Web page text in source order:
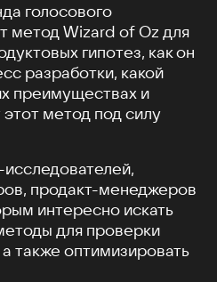
голосового
метод Wizard of Oz для
гипотез, как он
разработки, какой
преимуществах и
метод под силу
продакт-менеджеров
интересно искать
для проверки
также оптимизировать